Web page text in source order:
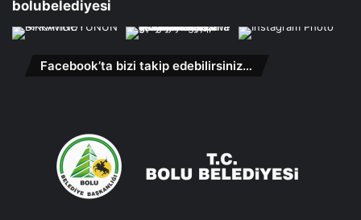
bolubelediyesi
Facebook’ta bizi takip edebilirsiniz…